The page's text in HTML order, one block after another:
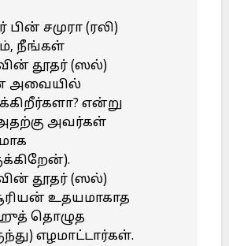
பின் சமுரா (ரலி)
நீங்கள்
தூதர் (ஸல்)
அவையில்
என்று
அவர்கள்
தூதர் (ஸல்)
உதயமாகாத
தொழுத
எழமாட்டார்கள்.